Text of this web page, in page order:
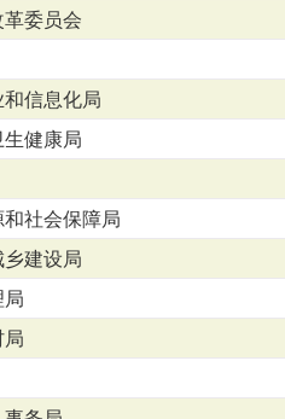
革委员会
信息化局
生健康局
和社会保障局
建设局
局
局